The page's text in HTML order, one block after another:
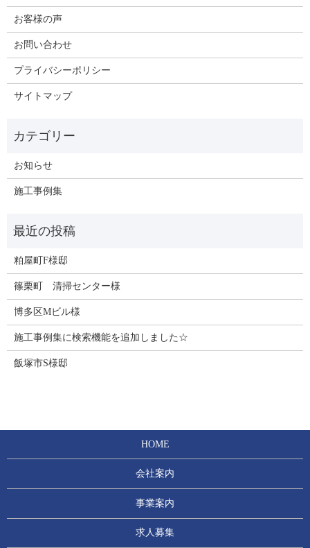
お客様の声
お問い合わせ
プライバシーポリシー
サイトマップ
お知らせ
施工事例集
粕屋町F様邸
篠栗町 清掃センター様
博多区Mビル様
施工事例集に検索機能を追加しました☆
飯塚市S様邸
HOME
会社案内
事業案内
求人募集